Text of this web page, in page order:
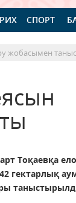
СПОРТ
жобасымен
Тоқаевқа
гектарлық